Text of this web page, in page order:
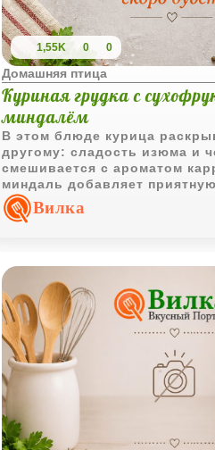
1,55K 0 0
Домашняя птица
Куриная грудка с
миндалём
В этом блюде курица
другому: сладость изюма и
смешивается с ароматом
миндаль добавляет
текстуру. Получается
очень уютное сочетание с
Вилка